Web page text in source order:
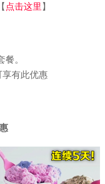
点击这里】
。
享有此优惠